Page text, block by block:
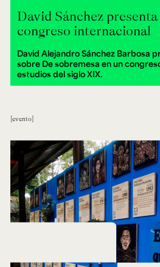
David Sánchez
congreso internacional
David Alejandro Sánchez Barbosa
sobre De sobremesa en un
estudios del siglo XIX.
evento